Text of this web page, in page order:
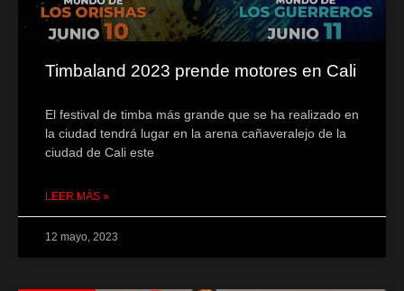
Timbaland 2023 prende motores en Cali
El festival de timba más grande que se ha realizado en
la ciudad tendrá lugar en la arena cañaveralejo de la
ciudad de Cali este
LEER MÁS »
12 mayo, 2023